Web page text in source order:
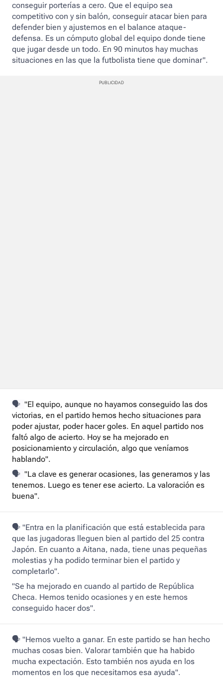
conseguir porterías a cero. Que el equipo sea
competitivo con y sin balón, conseguir atacar bien para
defender bien y ajustemos en el balance ataque-
defensa. Es un cómputo global del equipo donde tiene
que jugar desde un todo. En 90 minutos hay muchas
situaciones en las que la futbolista tiene que dominar".
🗣️ "El equipo, aunque no hayamos conseguido las dos
victorias, en el partido hemos hecho situaciones para
poder ajustar, poder hacer goles. En aquel partido nos
faltó algo de acierto. Hoy se ha mejorado en
posicionamiento y circulación, algo que veníamos
hablando".
🗣️ "La clave es generar ocasiones, las generamos y las
tenemos. Luego es tener ese acierto. La valoración es
buena".
🗣️ "Entra en la planificación que está establecida para
que las jugadoras lleguen bien al partido del 25 contra
Japón. En cuanto a Aitana, nada, tiene unas pequeñas
molestias y ha podido terminar bien el partido y
completarlo".
"Se ha mejorado en cuando al partido de República
Checa. Hemos tenido ocasiones y en este hemos
conseguido hacer dos".
🗣️ "Hemos vuelto a ganar. En este partido se han hecho
muchas cosas bien. Valorar también que ha habido
mucha expectación. Esto también nos ayuda en los
momentos en los que necesitamos esa ayuda".